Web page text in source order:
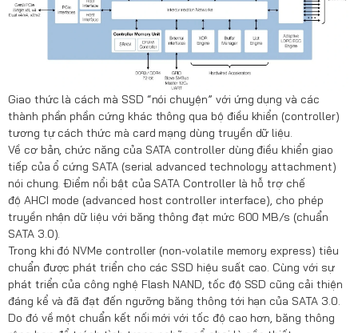
Giao thức là cách mà SSD “nói chuyện” với ứng dụng và các
thành phần phần cứng khác thông qua bộ điều khiển (controller)
tương tự cách thức mà card mạng dùng truyền dữ liệu.
Về cơ bản, chức năng của SATA controller dùng điều khiển giao
tiếp của ổ cứng SATA (serial advanced technology attachment)
nói chung. Điểm nổi bật của SATA Controller là hỗ trợ chế
độ AHCI mode (advanced host controller interface), cho phép
truyền nhận dữ liệu với băng thông đạt mức 600 MB/s (chuẩn
SATA 3.0).
Trong khi đó NVMe controller (non-volatile memory express) tiêu
chuẩn được phát triển cho các SSD hiệu suất cao. Cùng với sự
phát triển của công nghệ Flash NAND, tốc độ SSD cũng cải thiện
đáng kể và đã đạt đến ngưỡng băng thông tới hạn của SATA 3.0.
Do đó về một chuẩn kết nối mới với tốc độ cao hơn, băng thông